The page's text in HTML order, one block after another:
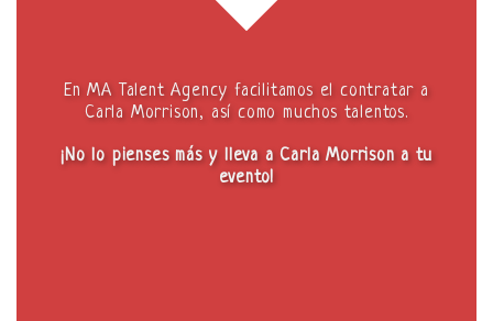
En MA Talent Agency facilitamos el contratar a
Carla Morrison, así como muchos talentos.
¡No lo pienses más y lleva a Carla Morrison a tu
evento!